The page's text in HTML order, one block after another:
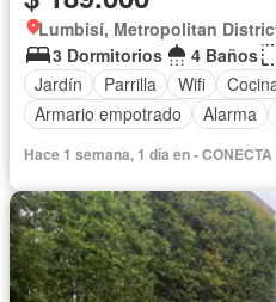
Lumbisí, Metropolitan
3 Dormitorios
4 Baños
Jardín
Parrilla Wifi
Armario empotrado
Alarma
Hace 1 semana, 1 día en -